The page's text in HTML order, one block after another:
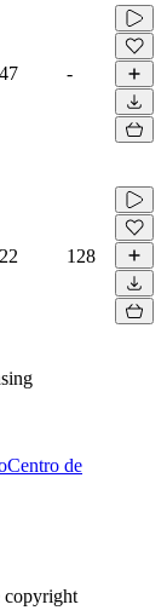
-
128
Centro de
copyright